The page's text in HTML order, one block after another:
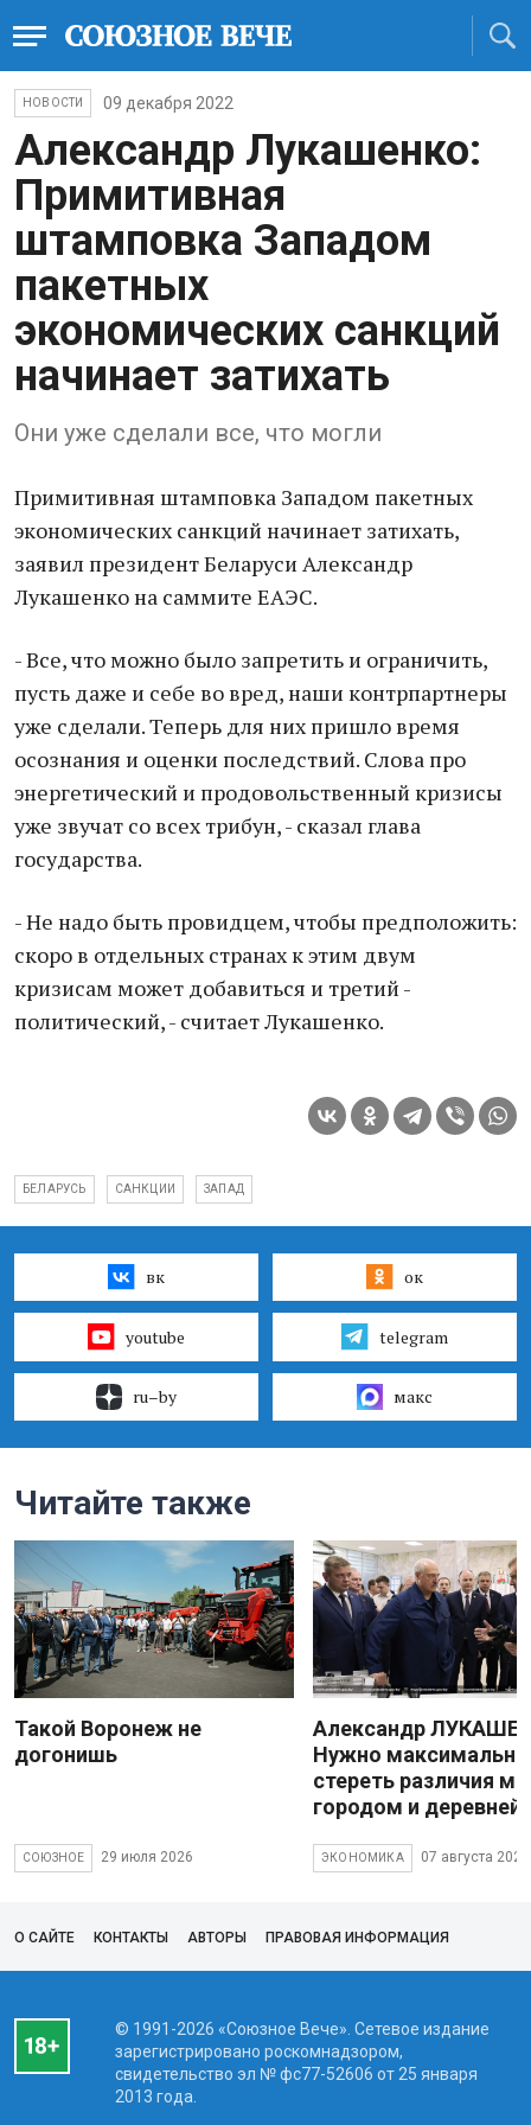
НОВОСТИ 09 декабря 2022
Александр Лукашенко:
Примитивная
штамповка Западом
пакетных
экономических санкций
начинает затихать
Они уже сделали все, что могли
Примитивная штамповка Западом пакетных
экономических санкций начинает затихать,
заявил президент Беларуси Александр
Лукашенко на саммите ЕАЭС.
- Все, что можно было запретить и ограничить,
пусть даже и себе во вред, наши контрпартнеры
уже сделали. Теперь для них пришло время
осознания и оценки последствий. Слова про
энергетический и продовольственный кризисы
уже звучат со всех трибун, - сказал глава
государства.
- Не надо быть провидцем, чтобы предположить:
скоро в отдельных странах к этим двум
кризисам может добавиться и третий -
политический, - считает Лукашенко.
БЕЛАРУСЬ САНКЦИИ ЗАПАД
вк ок
youtube telegram
ru–by макс
Читайте также
Такой Воронеж не
догонишь
СОЮЗНОЕ 29 июля 2026
Александр
Нужно максимально
стереть различия
городом и деревней
ЭКОНОМИКА 07 августа 2026
О САЙТЕ КОНТАКТЫ АВТОРЫ ПРАВОВАЯ ИНФОРМАЦИЯ
© 1991-2026 «Союзное Вече». Сетевое издание
зарегистрировано роскомнадзором,
свидетельство эл № фc77-52606 от 25 января
2013 года.